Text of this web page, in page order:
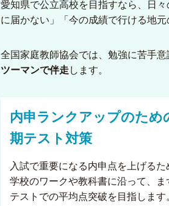
愛知県で公立高校を目指すなら、日
に届かない」「今の成績で行ける地
全国家庭教師協会では、勉強に苦手
ツーマンで伴走 します。
内申ランクアップのため
期テスト対策
入試で重要になる内申点を上げるた
学校のワークや教科書に沿って、ま
テストでの平均点突破を目指します